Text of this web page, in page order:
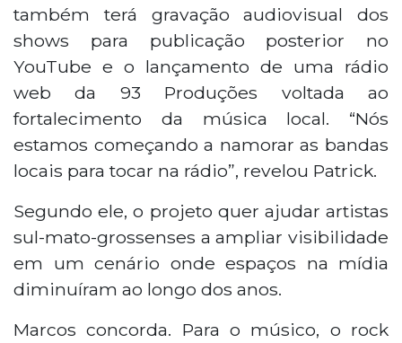
também terá gravação audiovisual dos
shows para publicação posterior no
YouTube e o lançamento de uma rádio
web da 93 Produções voltada ao
fortalecimento da música local. “Nós
estamos começando a namorar as bandas
locais para tocar na rádio”, revelou Patrick.
Segundo ele, o projeto quer ajudar artistas
sul-mato-grossenses a ampliar visibilidade
em um cenário onde espaços na mídia
diminuíram ao longo dos anos.
Marcos concorda. Para o músico, o rock